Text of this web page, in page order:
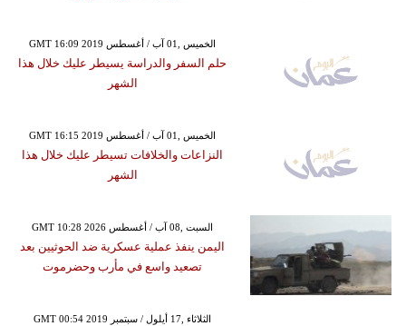
GMT 16:09 2019 الخميس ,01 آب / أغسطس
حلم السفر والدراسة يسيطر عليك خلال هذا
الشهر
GMT 16:15 2019 الخميس ,01 آب / أغسطس
النزاعات والخلافات تسيطر عليك خلال هذا
الشهر
GMT 10:28 2026 السبت ,08 آب / أغسطس
اليمن ينفذ عملية عسكرية ضد الحوثيين بعد
تصعيد واسع في مأرب وحضرموت
GMT 00:54 2019 الثلاثاء ,17 أيلول / سبتمبر